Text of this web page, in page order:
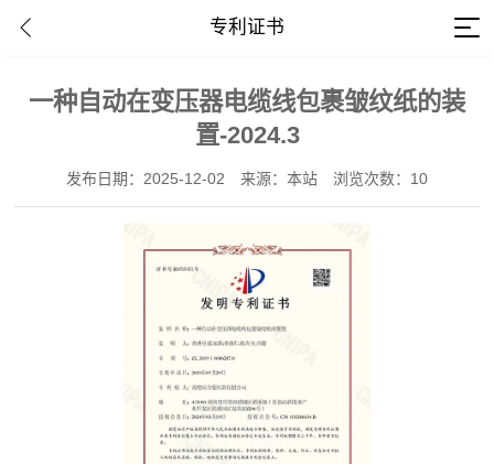
专利证书
一种自动在变压器电缆线包裹皱纹纸的装
置-2024.3
发布日期：2025-12-02 来源：本站 浏览次数：10